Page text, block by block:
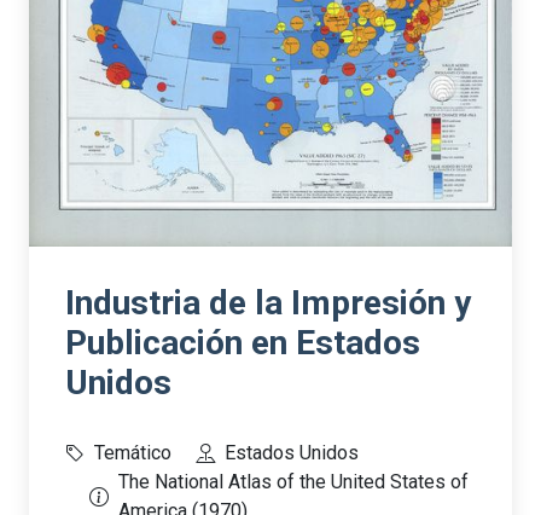
Industria de la Impresión y
Publicación en Estados
Unidos
Temático
Estados Unidos
The National Atlas of the United States of